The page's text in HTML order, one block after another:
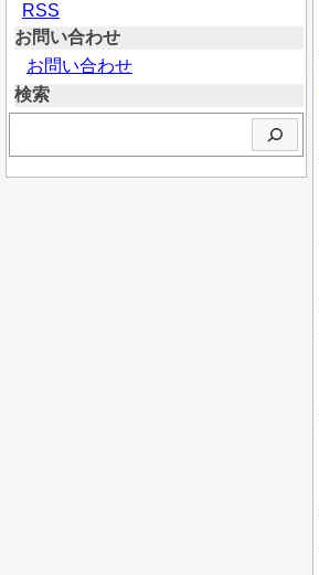
RSS
お問い合わせ
お問い合わせ
検索